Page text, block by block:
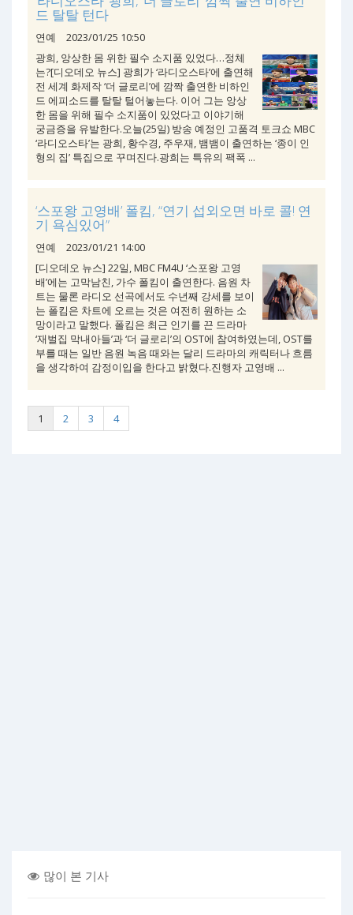
드 탈탈 턴다
연예
2023/01/25 10:50
광희, 앙상한 몸 위한 필수 소지품 있었다…정체
는?[디오데오 뉴스] 광희가 ‘라디오스타’에 출연해
전 세계 화제작 ‘더 글로리’에 깜짝 출연한 비하인
드 에피소드를 탈탈 털어놓는다. 이어 그는 앙상
한 몸을 위해 필수 소지품이 있었다고 이야기해
궁금증을 유발한다.오늘(25일) 방송 예정인 고품격 토크쇼 MBC
‘라디오스타’는 광희, 황수경, 주우재, 뱀뱀이 출연하는 ‘종이 인
형의 집’ 특집으로 꾸며진다.광희는 특유의 팩폭 ...
‘스포왕 고영배’ 폴킴, “연기 섭외오면 바로 콜! 연
기 욕심있어”
연예
2023/01/21 14:00
[디오데오 뉴스] 22일, MBC FM4U ‘스포왕 고영
배’에는 고막남친, 가수 폴킴이 출연한다. 음원 차
트는 물론 라디오 선곡에서도 수년째 강세를 보이
는 폴킴은 차트에 오르는 것은 여전히 원하는 소
망이라고 말했다. 폴킴은 최근 인기를 끈 드라마
‘재벌집 막내아들’과 ‘더 글로리’의 OST에 참여하였는데, OST를
부를 때는 일반 음원 녹음 때와는 달리 드라마의 캐릭터나 흐름
을 생각하여 감정이입을 한다고 밝혔다.진행자 고영배 ...
1 2 3 4
많이 본 기사